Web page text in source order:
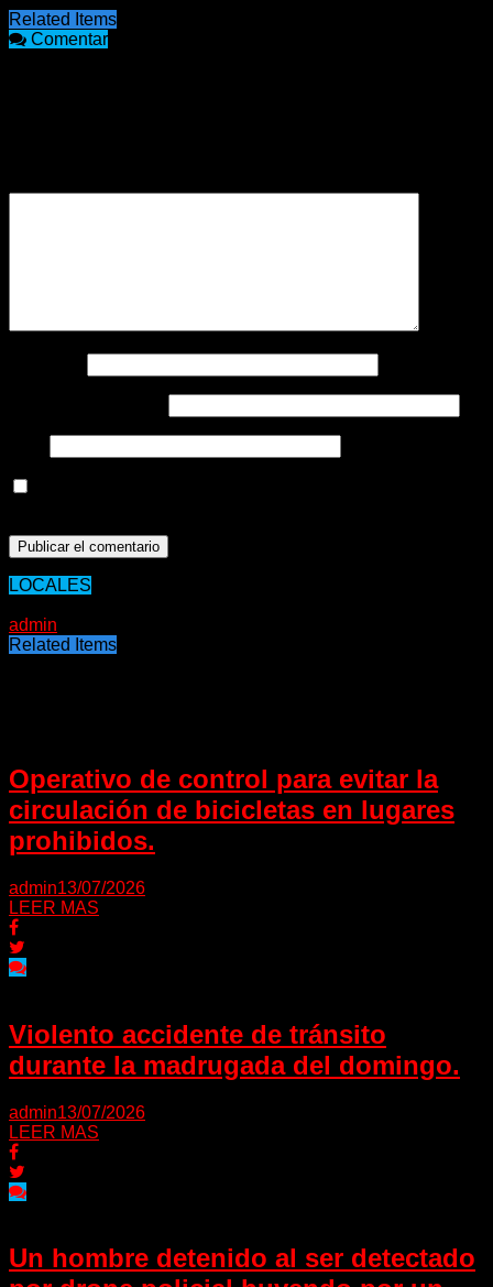
Related Items
Comentar
LOCALES
admin
Related Items
Operativo de control para evitar la
circulación de bicicletas en lugares
prohibidos.
admin13/07/2026
LEER MAS
Violento accidente de tránsito
durante la madrugada del domingo.
admin13/07/2026
LEER MAS
Un hombre detenido al ser detectado